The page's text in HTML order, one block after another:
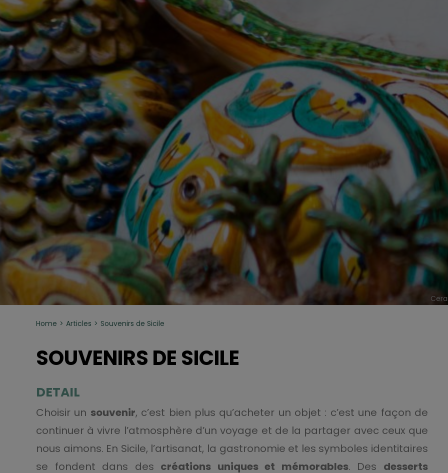
Home Articles Souvenirs de Sicile
SOUVENIRS DE SICILE
DETAIL
Choisir un souvenir, c’est bien plus qu’acheter un objet : c’est une façon de
continuer à vivre l’atmosphère d’un voyage et de la partager avec ceux que
nous aimons. En Sicile, l’artisanat, la gastronomie et les symboles identitaires
se fondent dans des créations uniques et mémorables. Des desserts